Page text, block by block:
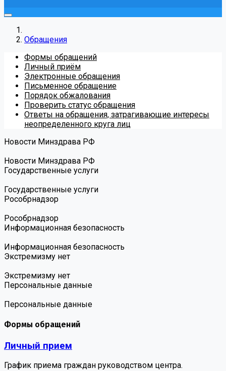
Обращения
Формы обращений
Личный приём
Электронные обращения
Письменное обращение
Порядок обжалования
Проверить статус обращения
Ответы на обращения, затрагивающие интересы
неопределенного круга лиц
Новости Минздрава РФ
Новости Минздрава РФ
Государственные услуги
Государственные услуги
Роcобрнадзор
Роcобрнадзор
Информационная безопасность
Информационная безопасность
Экстремизму нет
Экстремизму нет
Персональные данные
Персональные данные
Формы обращений
Личный прием
График приема граждан руководством центра.